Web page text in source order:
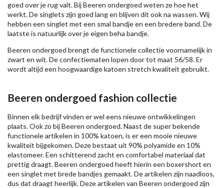
goed over je rug valt. Bij Beeren ondergoed weten ze hoe het
werkt. De singlets zijn goed lang en blijven dit ook na wassen. Wij
hebben een singlet met een smal bandje en een bredere band. De
laatste is natuurlijk over je eigen beha bandje.
Beeren ondergoed brengt de functionele collectie voornamelijk in
zwart en wit. De confectiematen lopen door tot maat 56/58. Er
wordt altijd een hoogwaardige katoen stretch kwaliteit gebruikt.
Beeren ondergoed fashion collectie
Binnen elk bedrijf vinden er wel eens nieuwe ontwikkelingen
plaats. Ook zo bij Beeren ondergoed. Naast de super bekende
functionele artikelen in 100% katoen, is er een mooie nieuwe
kwaliteit bijgekomen. Deze bestaat uit 90% polyamide en 10%
elastomeer. Een schitterend zacht en comfortabel materiaal dat
prettig draagt. Beeren ondergoed heeft hierin een boxershort en
een singlet met brede bandjes gemaakt. De artikelen zijn naadloos,
dus dat draagt heerlijk. Deze artikelen van Beeren ondergoed zijn